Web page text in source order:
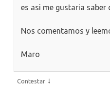
es asi me gustaria saber
Nos comentamos y
Maro
Contestar ↓